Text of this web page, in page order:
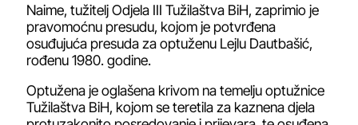
Naime, tužitelj Odjela III Tužilaštva BiH, zaprimio je
pravomoćnu presudu, kojom je potvrđena
osuđujuća presuda za optuženu Lejlu Dautbašić,
rođenu 1980. godine.
Optužena je oglašena krivom na temelju optužnice
Tužilaštva BiH, kojom se teretila za kaznena djela